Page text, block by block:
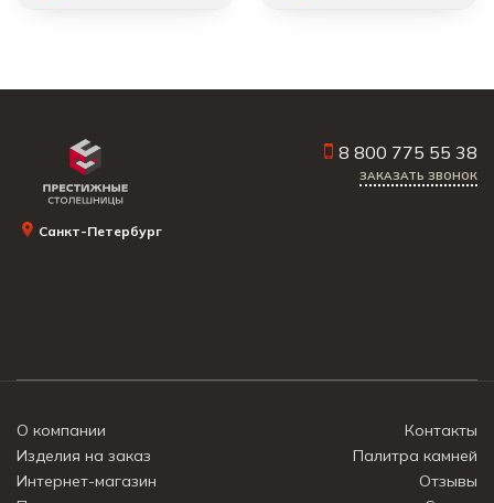
Санкт-Петербург
8 800 775 55 38
ЗАКАЗАТЬ ЗВОНОК
О компании
Контакты
Изделия на заказ
Палитра камней
Интернет-магазин
Отзывы